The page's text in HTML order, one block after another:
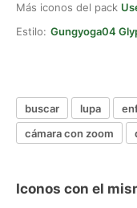
Más iconos del pack
Estilo: Gungyoga04
buscar lupa
cámara con zoom
Iconos con el